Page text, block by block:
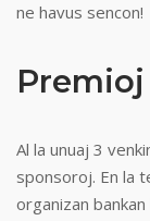
ne havus sencon!
Al la unuaj 3
sponsoroj. En la
organizan